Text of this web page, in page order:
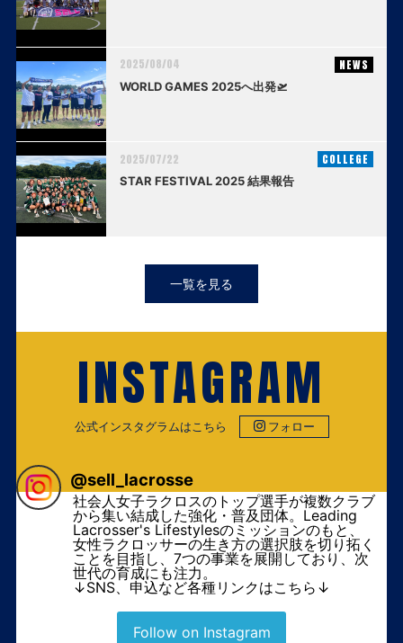
2025/08/04 NEWS
WORLD GAMES 2025へ出発🛫
2025/07/22 COLLEGE
STAR FESTIVAL 2025 結果報告
一覧を見る
INSTAGRAM
公式インスタグラムはこちら フォロー
@sell_lacrosse
社会人女子ラクロスのトップ選手が複数クラブ
から集い結成した強化・普及団体。Leading
Lacrosser's Lifestylesのミッションのもと、
女性ラクロッサーの生き方の選択肢を切り拓く
ことを目指し、7つの事業を展開しており、次
世代の育成にも注力。
↓SNS、申込など各種リンクはこちら↓
Follow on Instagram